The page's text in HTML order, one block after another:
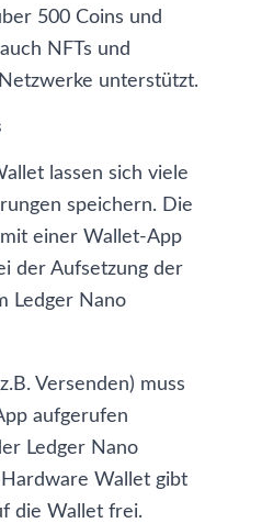
500 Coins und
NFTs und
unterstützt.
lassen sich viele
speichern. Die
einer Wallet-App
der Aufsetzung der
Ledger Nano
Versenden) muss
aufgerufen
Ledger Nano
Wallet gibt
die Wallet frei.